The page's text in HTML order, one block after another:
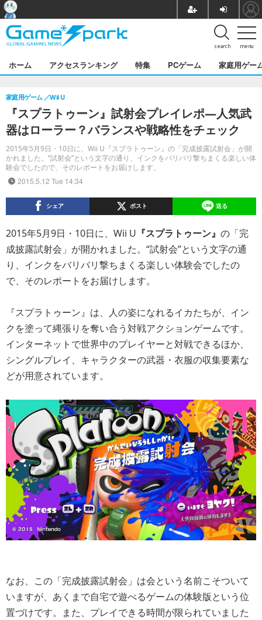
menu
search
ホーム アクセスランキング 特集 PCゲーム 家庭用ゲー
『スプラトゥーン』試射会プレイレポ―人気武
器はローラー？バランスや戦略性をチェック
2015年5月9日・10日に、Wii U『スプラトゥーン』の「完成披露試射会」が開
かれました。“試射会”という文字の通り、インクをバリバリ撃ちまくる楽しい体
験会でしたので、そのレポートをお届けします。
家庭用ゲーム Wii U
2015.5.12 Tue 14:34
シェア ポスト 送る
2015年5月9日・10日に、Wii U 『スプラトゥーン』 の「完
成披露試射会」が開かれました。“試射会”という文字の通
り、インクをバリバリ撃ちまくる楽しい体験会でしたの
で、そのレポートをお届けします。
『スプラトゥーン』は、人の姿になれるイカたちが、イン
クを塗って縄張りを奪い合う対戦アクションゲームです。
インターネットで世界中のプレイヤーと対戦できるほか、
シングルプレイ、キャラクターの武器・衣服の収集要素な
どが用意されています。
なお、この「完成披露試射会」は会という名前こそついて
いますが、あくまで自宅で遊べるゲームの体験版という位
置づけです。また、プレイできる時間が限られていました